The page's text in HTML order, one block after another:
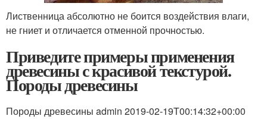
Лиственница абсолютно не боится воздействия влаги,
не гниет и отличается отменной прочностью.
Приведите примеры применения
древесины с красивой текстурой.
Породы древесины
Породы древесины admin 2019-02-19T00:14:32+00:00